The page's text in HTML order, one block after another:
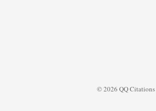
© 2026 QQ Citations